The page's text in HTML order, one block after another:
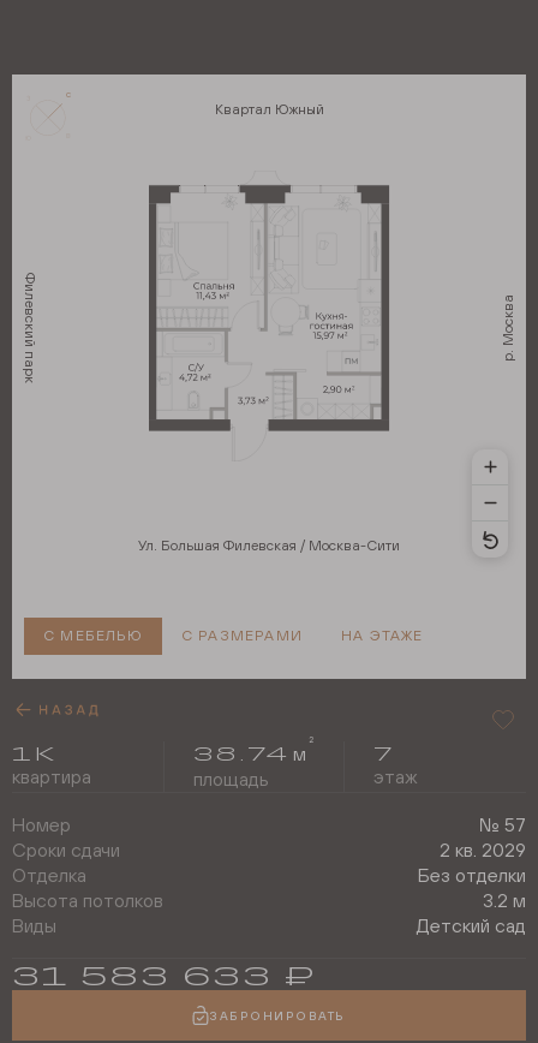
Квартал Южный
р. Москва
Ул. Большая Филевская / Москва-Сити
Филевский парк
С МЕБЕЛЬЮ С РАЗМЕРАМИ НА ЭТАЖЕ
1 К
квартира
38.74 м
2
площадь
7
этаж
Номер № 57
Сроки сдачи
2 кв. 2029
Отделка
Без отделки
Высота потолков
3.2 м
Виды
Детский сад
31 583 633 ₽
ЗАБРОНИРОВАТЬ